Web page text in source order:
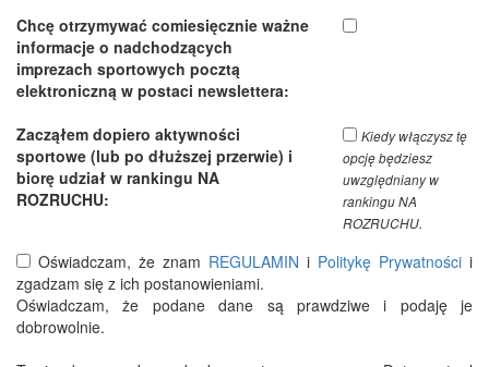
Chcę otrzymywać comiesięcznie ważne
informacje o nadchodzących
imprezach sportowych pocztą
elektroniczną w postaci newslettera:
Zacząłem dopiero aktywności
sportowe (lub po dłuższej przerwie) i
biorę udział w rankingu NA
ROZRUCHU:
Kiedy włączysz tę
opcję będziesz
uwzględniany w
rankingu NA
ROZRUCHU.
Oświadczam, że znam REGULAMIN i Politykę Prywatności i
zgadzam się z ich postanowieniami.
Oświadczam, że podane dane są prawdziwe i podaję je
dobrowolnie.